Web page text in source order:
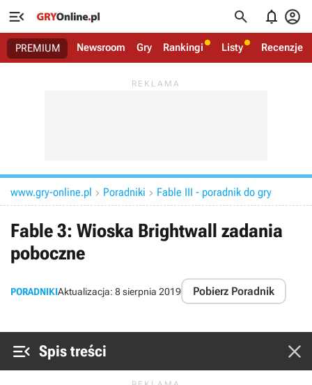
   
PREMIUM Newsroom Gry Rankingi Listy Recenzje
www.gry-online.pl  Poradniki  Fable III - poradnik do gry
Fable 3: Wioska Brightwall zadania
poboczne
PORADNIKIAktualizacja: 8 sierpnia 2019 Pobierz Poradnik
 Spis treści 